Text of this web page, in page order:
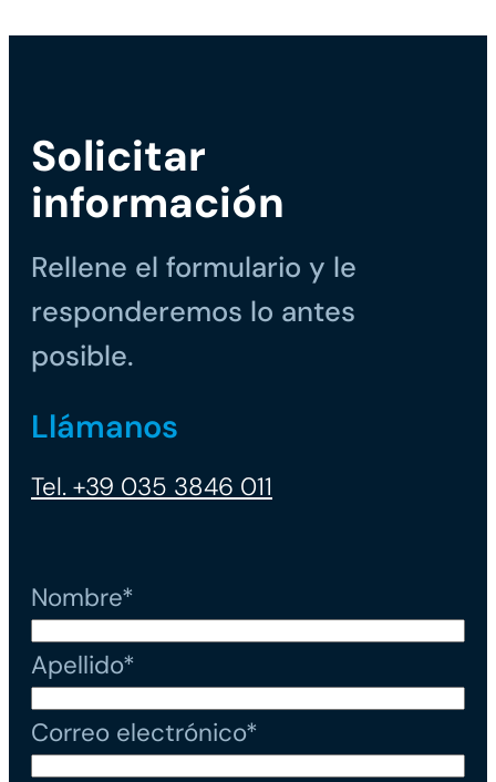
Solicitar
información
Rellene el formulario y le
responderemos lo antes
posible.
Llámanos
Tel. +39 035 3846 011
Nombre*
Apellido*
Correo electrónico*